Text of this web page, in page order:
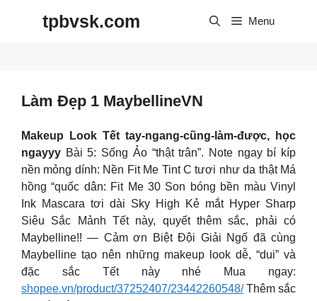
tpbvsk.com Menu
Làm Đẹp 1 MaybellineVN
Makeup Look Tết tay-ngang-cũng-làm-được, học
ngayyy Bài 5: Sống Ảo “thật trân”. Note ngay bí kíp
nền mỏng dính: Nền Fit Me Tint C tươi như da thật Má
hồng “quốc dân: Fit Me 30 Son bóng bền màu Vinyl
Ink Mascara tơi dài Sky High Kẻ mắt Hyper Sharp
Siêu Sắc Mảnh Tết này, quyết thêm sắc, phải có
Maybelline!! — Cảm ơn Biệt Đội Giải Ngố đã cùng
Maybelline tạo nên những makeup look dễ, “dui” và
đặc sắc Tết này nhé Mua ngay:
shopee.vn/product/37252407/23442260548/Thêm sắc